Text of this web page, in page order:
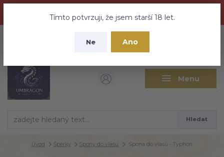
nebuďte vyděšeni zde najdete vše a ještě mnohem víc
Tímto potvrzuji, že jsem starší 18 let.
Ne Ano
Menu
CZK
Hledat
Úvod Šperky Spony do vlasu Spona do vlasů - Typhon